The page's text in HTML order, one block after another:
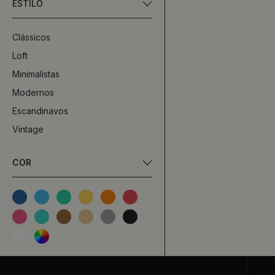
ESTILO
Clássicos
Loft
Minimalistas
Modernos
Escandinavos
Vintage
COR